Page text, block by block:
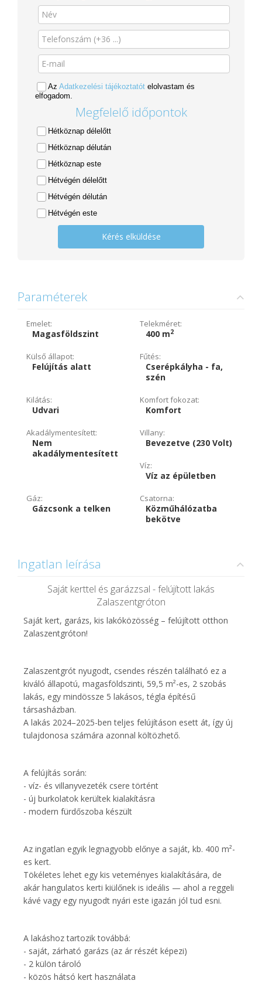
Az Adatkezelési tájékoztatót elolvastam és
elfogadom.
Megfelelő időpontok
Hétköznap délelőtt
Hétköznap délután
Hétköznap este
Hétvégén délelőtt
Hétvégén délután
Hétvégén este
Kérés elküldése
Paraméterek
Emelet:
Magasföldszint
Telekméret:
400 m2
Külső állapot:
Felújítás alatt
Fűtés:
Cserépkályha - fa,
szén
Kilátás:
Udvari
Komfort fokozat:
Komfort
Akadálymentesített:
Nem
akadálymentesített
Villany:
Bevezetve (230 Volt)
Víz:
Víz az épületben
Gáz:
Gázcsonk a telken
Csatorna:
Közműhálózatba
bekötve
Ingatlan leírása
Saját kerttel és garázzsal - felújított lakás
Zalaszentgróton
Saját kert, garázs, kis lakóközösség – felújított otthon
Zalaszentgróton!
Zalaszentgrót nyugodt, csendes részén található ez a
kiváló állapotú, magasföldszinti, 59,5 m²-es, 2 szobás
lakás, egy mindössze 5 lakásos, tégla építésű
társasházban.
A lakás 2024–2025-ben teljes felújításon esett át, így új
tulajdonosa számára azonnal költözhető.
A felújítás során:
- víz- és villanyvezeték csere történt
- új burkolatok kerültek kialakításra
- modern fürdőszoba készült
Az ingatlan egyik legnagyobb előnye a saját, kb. 400 m²-
es kert.
Tökéletes lehet egy kis veteményes kialakítására, de
akár hangulatos kerti kiülőnek is ideális — ahol a reggeli
kávé vagy egy nyugodt nyári este igazán jól tud esni.
A lakáshoz tartozik továbbá:
- saját, zárható garázs (az ár részét képezi)
- 2 külön tároló
- közös hátsó kert használata